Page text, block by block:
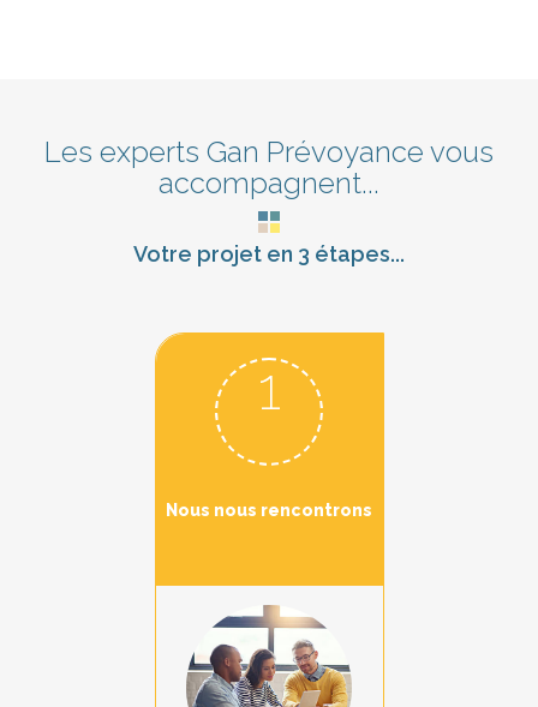
Les experts Gan Prévoyance vous
accompagnent...
Votre projet en 3 étapes...
1
Nous nous rencontrons